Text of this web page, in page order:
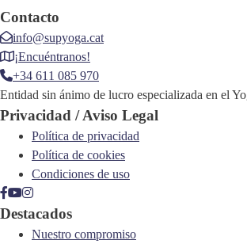
Contacto
info@supyoga.cat
¡Encuéntranos!
+34 611 085 970
Entidad sin ánimo de lucro especializada en el
Privacidad / Aviso Legal
Política de privacidad
Política de cookies
Condiciones de uso
Destacados
Nuestro compromiso